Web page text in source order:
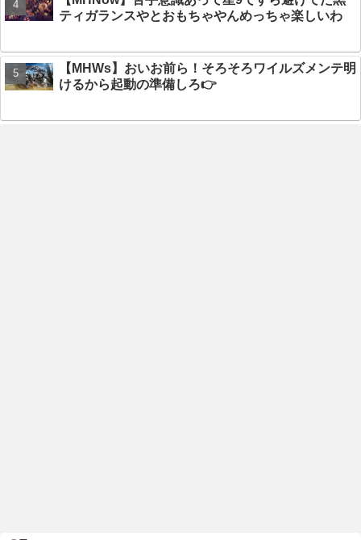
ティガランスやとおもちゃやんめっちゃ楽しいわ
【MHWs】おいお前ら！そろそろワイルズメンテ明
けるから起動の準備しろ👉